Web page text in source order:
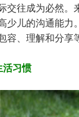
交往成为必然
少儿的沟通能
容、理解和分享
活习惯